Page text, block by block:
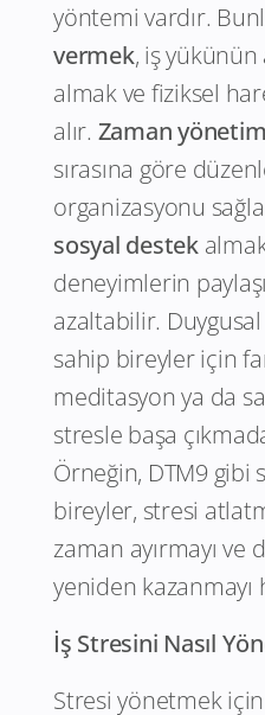
yöntemi vardır.
vermek, iş yükünün
almak ve fiziksel
alır. Zaman
sırasına göre
organizasyonu
sosyal destek
deneyimlerin
azaltabilir.
sahip bireyler için
meditasyon ya da
stresle başa
Örneğin, DTM9 gibi
bireyler, stresi
zaman ayırmayı ve
yeniden
İş Stresini Nasıl
Stresi yönetmek